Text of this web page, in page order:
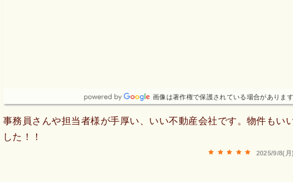
画像は著作権で保護されている場合があります
事務員さんや担当者様が手厚い、いい不動産会社です。物件もい
した！！
2025/9/8(月)